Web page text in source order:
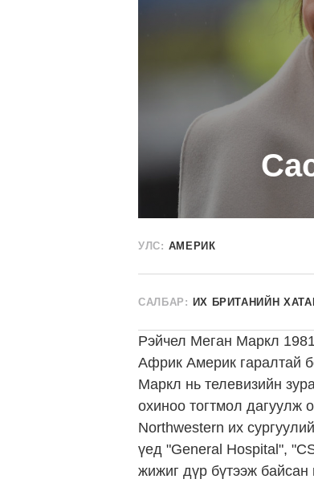
УЛС: АМЕРИК
САЛБАР: ИХ БРИТАНИЙН
Рэйчел Меган Маркл
Африк Америк гаралтай
Маркл нь телевизийн
охиноо тогтмол дагуулж
Northwestern их
үед "General Hospital",
жижиг дүр бүтээж